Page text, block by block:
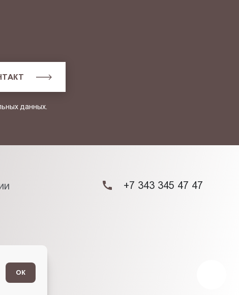
данных.
+7 343 345 47 47
ОК